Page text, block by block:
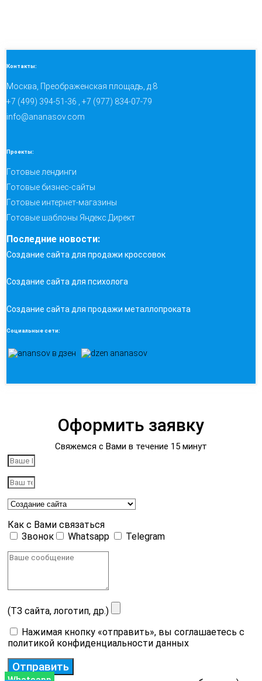
Контакты:
Москва, Преображенская площадь, д.8
+7 (499) 394-51-36 , +7 (977) 834-07-79
info@ananasov.com
Проекты:
Готовые лендинги
Готовые бизнес-сайты
Готовые интернет-магазины
Готовые шаблоны Яндекс.Директ
Последние новости:
Создание сайта для продажи кроссовок
Создание сайта для психолога
Создание сайта для продажи металлопроката
Социальные сети:
Оформить заявку
Свяжемся с Вами в течение 15 минут
Как с Вами связаться
Звонок
Whatsapp Telegram
(ТЗ сайта, логотип, др.)
Нажимая кнопку «отправить», вы соглашаетесь с
политикой конфиденциальности данных
Отправить